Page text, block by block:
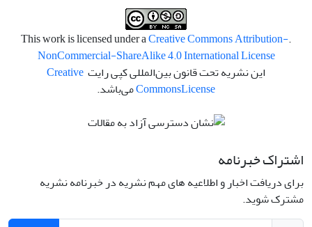
.This work is licensed under a
Creative Commons Attribution-
NonCommercial-ShareAlike 4.0 International License
این نشریه تحت قانون بین‌المللی کپی رایت Creative
CommonsLicense می‌باشد.
اشتراک خبرنامه
برای دریافت اخبار و اطلاعیه های مهم نشریه در خبرنامه نشریه
مشترک شوید.